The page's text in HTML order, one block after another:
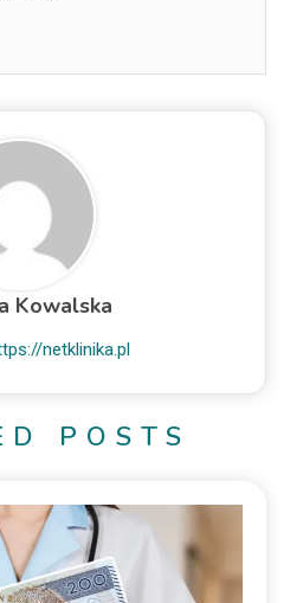
Kowalska
netklinika.pl
POSTS